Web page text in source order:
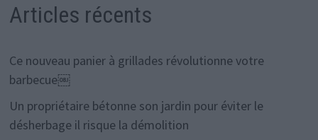
Articles récents
Ce nouveau panier à grillades révolutionne votre
barbecue￼
Un propriétaire bétonne son jardin pour éviter le
désherbage il risque la démolition